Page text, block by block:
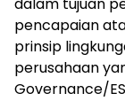
dalam tujuan
pencapaian
prinsip
perusahaan
Governance/